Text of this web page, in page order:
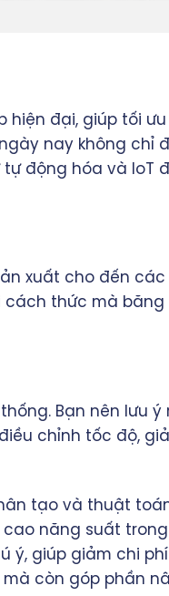
hiện đại, giúp tối
nay không chỉ
động hóa và IoT
xuất cho đến các
cách thức mà băng
Bạn nên lưu ý
chỉnh tốc độ,
tạo và thuật
năng suất
ý, giúp giảm chi
còn góp phần